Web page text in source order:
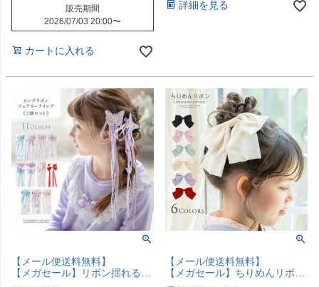
販売期間
2026/07/03 20:00〜
カートに入れる
詳細を見る
【メール便送料無料】
【メガセール】リボン揺れるフェアリークリップ 髪飾り ヘアアクセサリー その他アクセサリー・小物 赤 水色 紫 ピンク お花 蝶 リボン YUP4《メール便優先商品》 キャサリンコテージ
【メール便送料無料】
【メガセール】ちりめんリボン ヘアクリップ 大きめ 和髪飾り キッズ おしゃれ 和装アクセサリー ヘアアクセサリー 《メール便優先商品》YUP4